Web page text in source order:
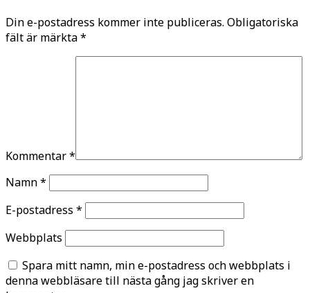
Din e-postadress kommer inte publiceras. Obligatoriska
fält är märkta*
Kommentar*
Namn*
E-postadress *
Webbplats
Spara mitt namn, min e-postadress och webbplats i
denna webbläsare till nästa gång jag skriver en